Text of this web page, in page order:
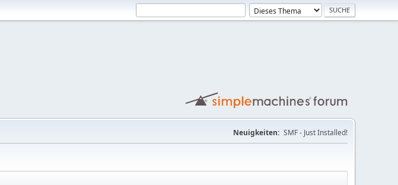
Neuigkeiten: SMF - Just Installed!